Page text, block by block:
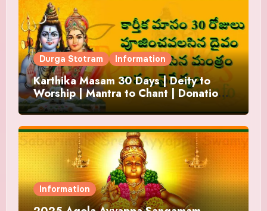
Durga Stotram Information
Karthika Masam 30 Days | Deity to
Worship | Mantra to Chant | Donations
and Offering
Information